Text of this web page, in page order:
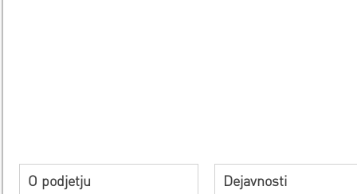
O podjetju Dejavnosti